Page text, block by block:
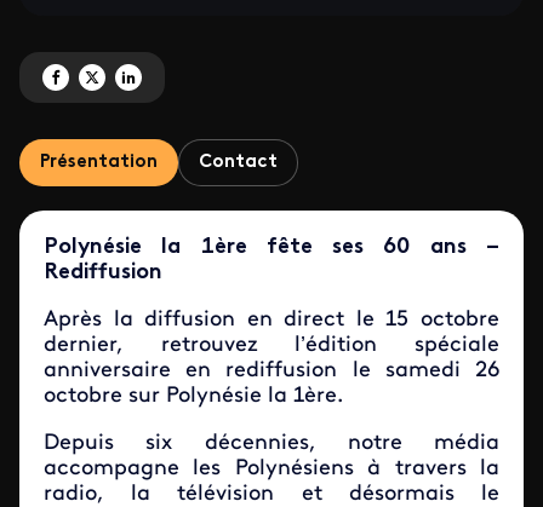
Partagez '60 ans de l'audiovisuel en Polynésie ' sur Facebook
Partagez '60 ans de l'audiovisuel en Polynésie ' sur X
Partagez '60 ans de l'audiovisuel en Polynésie ' sur LinkedIn
Présentation Contact
Polynésie la 1ère fête ses 60 ans –
Rediffusion
Après la diffusion en direct le 15 octobre
dernier, retrouvez l’édition spéciale
anniversaire en rediffusion le samedi 26
octobre sur Polynésie la 1ère.
Depuis six décennies, notre média
accompagne les Polynésiens à travers la
radio, la télévision et désormais le